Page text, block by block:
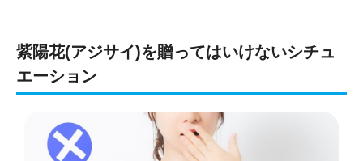
紫陽花(アジサイ)を贈ってはいけないシチュ
エーション